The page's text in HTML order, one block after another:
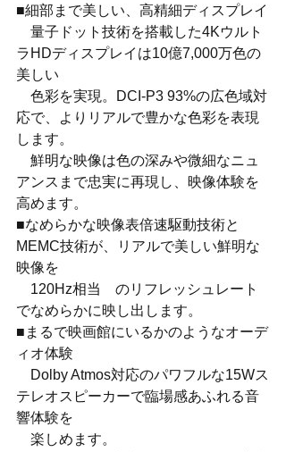
■細部まで美しい、高精細ディスプレイ
量子ドット技術を搭載した4Kウルト
ラHDディスプレイは10億7,000万色の
美しい
色彩を実現。DCI-P3 93%の広色域対
応で、よりリアルで豊かな色彩を表現
します。
鮮明な映像は色の深みや微細なニュ
アンスまで忠実に再現し、映像体験を
高めます。
■なめらかな映像表倍速駆動技術と
MEMC技術が、リアルで美しい鮮明な
映像を
120Hz相当　のリフレッシュレート
でなめらかに映し出します。
■まるで映画館にいるかのようなオーデ
ィオ体験
Dolby Atmos対応のパワフルな15Wス
テレオスピーカーで臨場感あふれる音
響体験を
楽しめます。